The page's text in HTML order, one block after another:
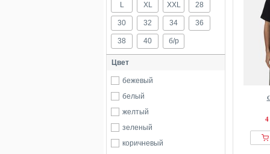
L XL XXL 28
30 32 34 36
38 40 б/р
Цвет
бежевый
белый
желтый
зеленый
коричневый
4